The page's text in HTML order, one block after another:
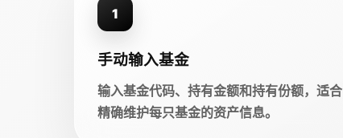
1
手动输入基金
输入基金代码、持有金额和持有份额，适合
精确维护每只基金的资产信息。